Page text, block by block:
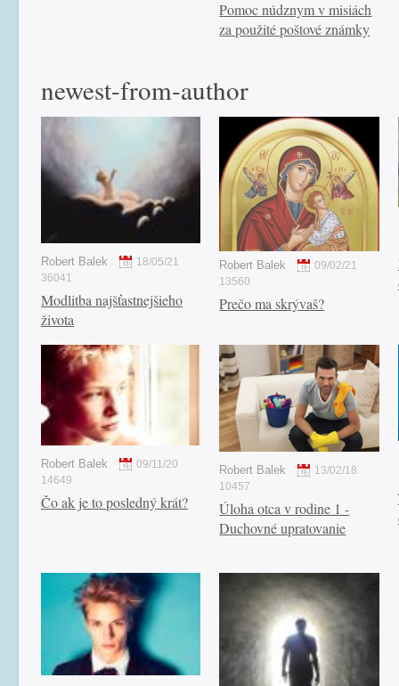
Pomoc núdznym v misiách
za použité poštové známky
newest-from-author
Robert Balek
18/05/21
36041
Modlitba najšťastnejšieho
života
Robert Balek
09/02/21
13560
Prečo ma skrývaš?
Robert Balek
09/11/20
14649
Čo ak je to posledný krát?
Robert Balek
13/02/18
10457
Úloha otca v rodine 1 -
Duchovné upratovanie